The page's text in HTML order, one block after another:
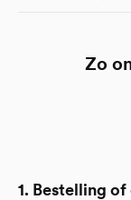
Zo
1. Bestelling